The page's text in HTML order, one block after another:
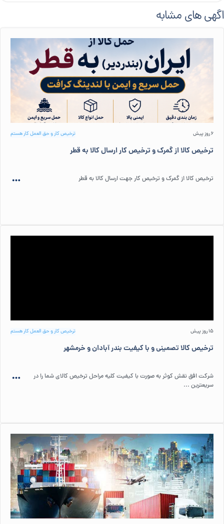
اگهی های مشابه
6 روز پیش ترخیص کار و حق العمل کار هستم
ترخیص کالا از گمرک و ترخیص کار ارسال کالا به قطر
ترخیص کالا از گمرک و ترخیص کار جهت ارسال کالا به قطر
15 روز پیش ترخیص کار و حق العمل کار هستم
ترخیص کالا تصمینی و با کیفیت بندر آبادان و خرمشهر
شرکت افق نقش کوثر به صورت با کیفیت کلیه مراحل ترخیص کالای شما را در
سریعترین ...